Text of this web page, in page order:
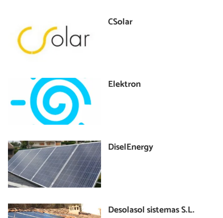
CSolar
Elektron
DiselEnergy
Desolasol sistemas S.L.